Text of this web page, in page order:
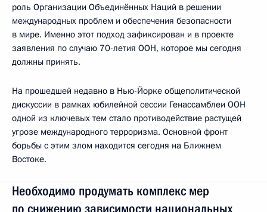
роль Организации Объединённых Наций в решении
международных проблем и обеспечения безопасности
в мире. Именно этот подход зафиксирован и в проекте
заявления по случаю 70-летия ООН, которое мы сегодня
должны принять.
На прошедшей недавно в Нью-Йорке общеполитической
дискуссии в рамках юбилейной сессии Генассамблеи ООН
одной из ключевых тем стало противодействие растущей
угрозе международного терроризма. Основной фронт
борьбы с этим злом находится сегодня на Ближнем
Востоке.
Необходимо продумать комплекс мер
по снижению зависимости национальных